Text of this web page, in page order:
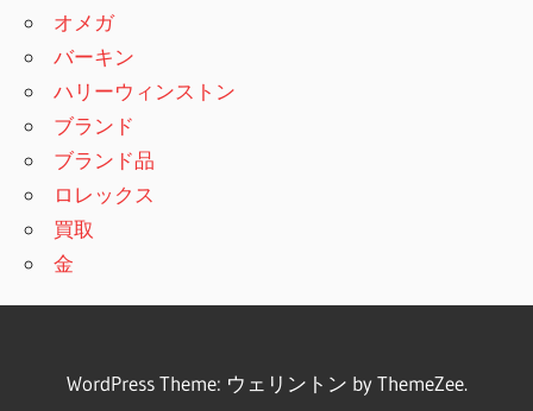
オメガ
バーキン
ハリーウィンストン
ブランド
ブランド品
ロレックス
買取
金
WordPress Theme: ウェリントン by ThemeZee.